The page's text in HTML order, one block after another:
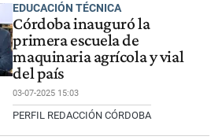
EDUCACIÓN TÉCNICA
Córdoba inauguró la
primera escuela de
maquinaria agrícola y vial
del país
03-07-2025 15:03
PERFIL REDACCIÓN CÓRDOBA